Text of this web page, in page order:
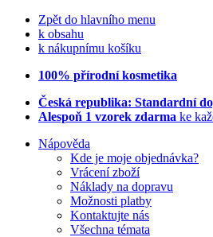
Zpět do hlavního menu
k obsahu
k nákupnímu košíku
100% přírodní kosmetika
Česká republika: Standardní
Alespoň 1 vzorek zdarma ke
Nápověda
Kde je moje objednávka?
Vrácení zboží
Náklady na dopravu
Možnosti platby
Kontaktujte nás
Všechna témata